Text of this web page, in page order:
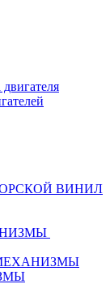
ВИНИЛ